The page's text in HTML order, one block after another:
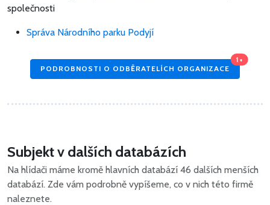
společnosti
Správa Národního parku Podyjí
PODROBNOSTI O ODBĚRATELÍCH ORGANIZACE
1+
Subjekt v dalších databázích
Na hlídači máme kromě hlavních databází 46 dalších menších
databází. Zde vám podrobně vypíšeme, co v nich této firmě
naleznete.